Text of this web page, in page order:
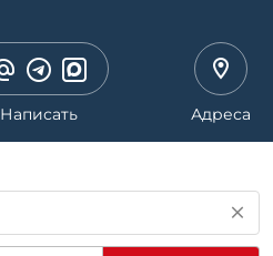
Написать Адреса